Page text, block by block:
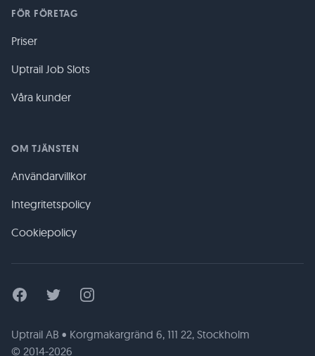
FÖR FÖRETAG
Priser
Uptrail Job Slots
Våra kunder
OM TJÄNSTEN
Användarvillkor
Integritetspolicy
Cookiepolicy
FacebookTwitter Instagram
Uptrail AB • Korgmakargränd 6, 111 22, Stockholm
© 2014-2026